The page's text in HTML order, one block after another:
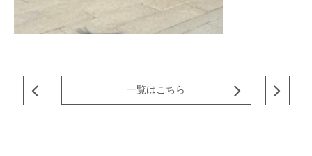
一覧はこちら